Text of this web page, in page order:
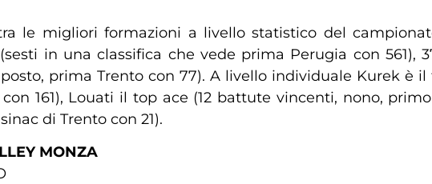
le migliori formazioni a livello statistico del
in una classifica che vede prima Perugia con 561),
prima Trento con 77). A livello individuale Kurek è
161), Louati il top ace (12 battute vincenti, nono,
di Trento con 21).
MONZA